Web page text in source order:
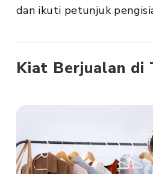
dan ikuti petunjuk
Kiat Berjualan di